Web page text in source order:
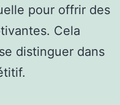
pour offrir des
Cela
distinguer dans